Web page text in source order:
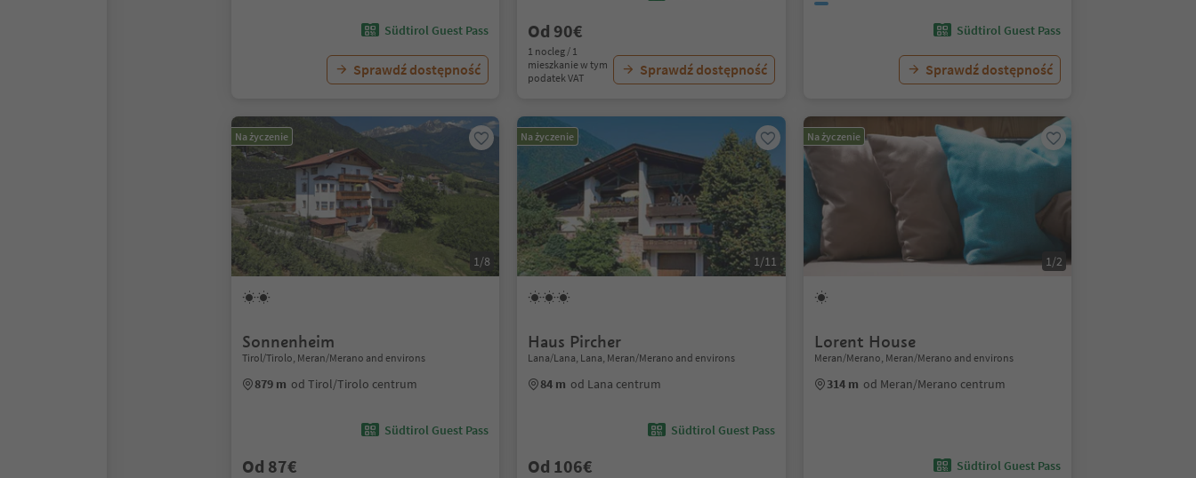
Südtirol Guest Pass
Sprawdź dostępność
Od 90€
1 nocleg / 1
mieszkanie w tym
podatek VAT
Sprawdź dostępność
Südtirol Guest Pass
Sprawdź dostępność
Na życzenie
1/8
Sonnenheim
Tirol/Tirolo, Meran/Merano and environs
879 m od Tirol/Tirolo centrum
Südtirol Guest Pass
Od 87€
Na życzenie
1/11
Haus Pircher
Lana/Lana, Lana, Meran/Merano and environs
84 m od Lana centrum
Südtirol Guest Pass
Od 106€
Na życzenie
1/2
Lorent House
Meran/Merano, Meran/Merano and environs
314 m od Meran/Merano centrum
Südtirol Guest Pass